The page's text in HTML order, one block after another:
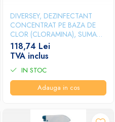
DIVERSEY, DEZINFECTANT
CONCENTRAT PE BAZA DE
CLOR (CLORAMINA), SUMA
TAB D4, 300 TABLETE
118,74 Lei
TVA inclus
IN STOC
Adauga in cos